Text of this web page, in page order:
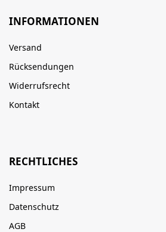
INFORMATIONEN
Versand
Rücksendungen
Widerrufsrecht
Kontakt
RECHTLICHES
Impressum
Datenschutz
AGB